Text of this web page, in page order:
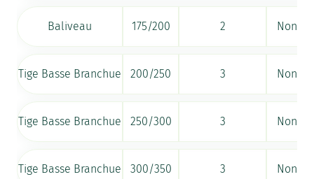
Baliveau 175/200 2 Non
Tige Basse Branchue 200/250 3 Non
Tige Basse Branchue 250/300 3 Non
Tige Basse Branchue 300/350 3 Non